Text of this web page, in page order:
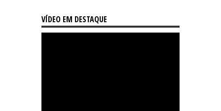
VÍDEO EM DESTAQUE